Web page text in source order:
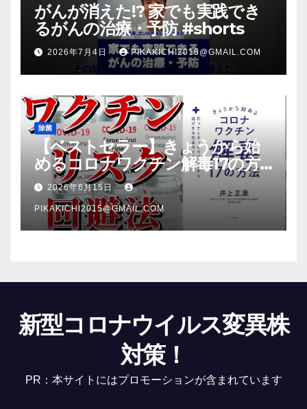
がんが消えた!? 家でも実践でき
るがんの治療・予防 #shorts
2026年7月4日 PIKAKICHI2015@GMAIL.COM
除菌
【ベストセラー】きょうから始
めるコロナワクチン解毒17の方
法【本要約】
2026年6月15日
PIKAKICHI2015@GMAIL.COM
新型コロナウイルス変異株
対策！
PR：本サイトにはプロモーションが含まれています